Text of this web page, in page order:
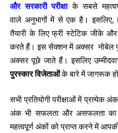
और सरकारी परीक्षा के सबसे
वाले अनुभागों में से एक है।
तैयारी के लिए फ्री स्टेटिक जीके
करते हैं। इस सेक्शन में अक्सर नोबेल
अक्सर पूछे जाते हैं। इसलिए
पुरस्कार विजेताओंके बारे में जागरूक
सभी प्रतियोगी परीक्षाओं में प्रत्येक
अंक भी सफलता और असफलता का
महत्वपूर्ण अंकों को प्राप्त करने में